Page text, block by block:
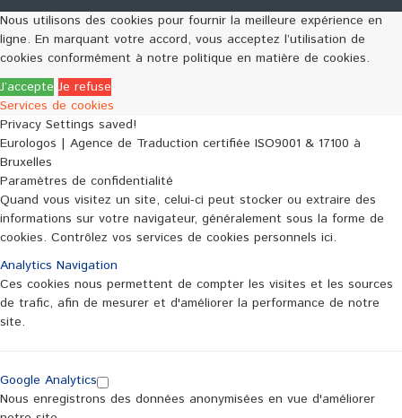
Nous utilisons des cookies pour fournir la meilleure expérience en
ligne. En marquant votre accord, vous acceptez l’utilisation de
cookies conformément à notre politique en matière de cookies.
J’accepte Je refuse
Services de cookies
Privacy Settings saved!
Eurologos | Agence de Traduction certifiée ISO9001 & 17100 à
Bruxelles
Paramètres de confidentialité
Quand vous visitez un site, celui-ci peut stocker ou extraire des
informations sur votre navigateur, généralement sous la forme de
cookies. Contrôlez vos services de cookies personnels ici.
Analytics Navigation
Ces cookies nous permettent de compter les visites et les sources
de trafic, afin de mesurer et d'améliorer la performance de notre
site.
Google Analytics
Nous enregistrons des données anonymisées en vue d'améliorer